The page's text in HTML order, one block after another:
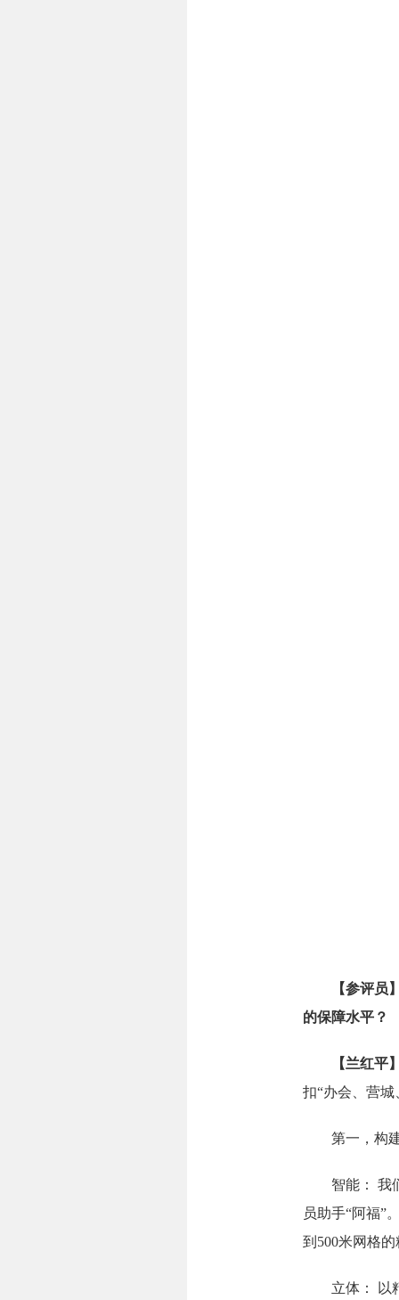
【参评员
的保障水平？
【兰红平
扣“办会、营
第一，构
智能： 我们
员助手“阿福”
到500米网格
立体： 以精